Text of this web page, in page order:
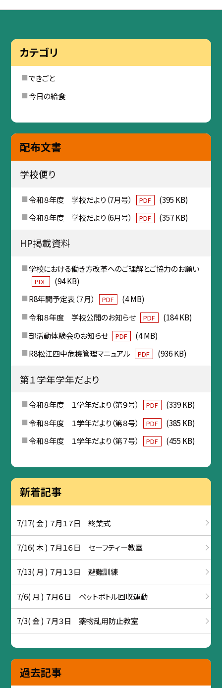
カテゴリ
できごと
今日の給食
配布文書
学校便り
令和８年度 学校だより（7月号） PDF
(395 KB)
令和８年度 学校だより（6月号）
PDF (357 KB)
HP掲載資料
学校における働き方改革へのご理解とご協力のお願い
PDF
(94 KB)
R8年間予定表（７月）
PDF
(4 MB)
令和８年度 学校公開のお知らせ
PDF
(184 KB)
部活動体験会のお知らせ
PDF
(4 MB)
R8松江四中危機管理マニュアル
PDF (936 KB)
第１学年学年だより
令和８年度 １学年だより（第９号） PDF
(339 KB)
令和８年度 １学年だより（第８号）
PDF
(385 KB)
令和８年度 １学年だより（第７号）
PDF (455 KB)
新着記事
7/17( 金 ) ７月１７日 終業式
7/16( 木 ) ７月１６日 セーフティー教室
7/13( 月 ) ７月１３日 避難訓練
7/6( 月 ) ７月６日 ペットボトル回収運動
7/3( 金 ) ７月３日 薬物乱用防止教室
過去記事